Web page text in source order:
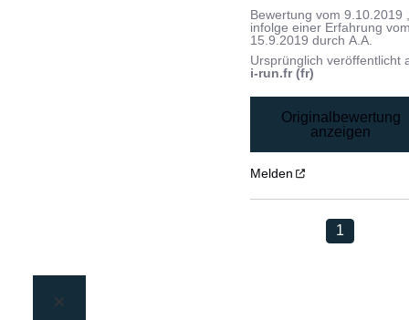
Bewertung vom9.10.2019
infolge einer Erfahrung
15.9.2019 durchA.A.
Ursprünglich veröffentlicht
i-run.fr (fr)
Originalbewertung
anzeigen
Melden
1